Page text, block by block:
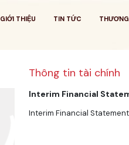
GIỚI THIỆU TIN TỨC
Thông tin tài chính
Interim Financial
Interim Financial